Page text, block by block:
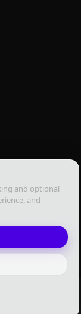
and optional
and
中文